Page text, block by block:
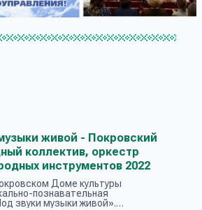
живой - Покровский
коллектив, оркестр
инструментов 2022
Доме культуры
познавательная
звуки музыки живой».